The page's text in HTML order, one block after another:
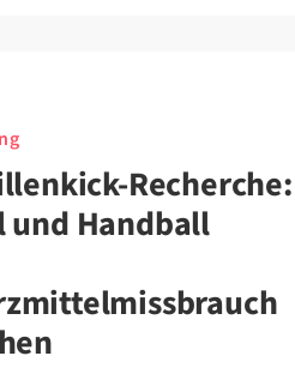
Recherche:
und Handball